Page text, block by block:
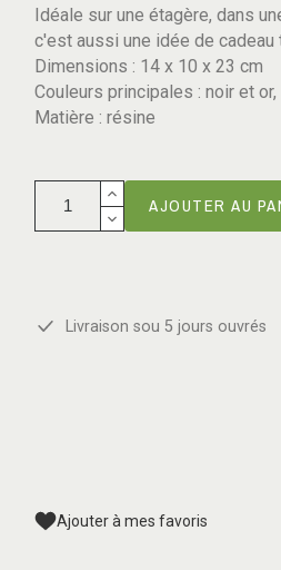
Idéale sur une étagère, dans
c'est aussi une idée de cadeau
Dimensions : 14 x 10 x 23 cm
Couleurs principales : noir et
Matière : résine
AJOUTER AU
Livraison sou 5 jours ouvrés
Ajouter à mes favoris